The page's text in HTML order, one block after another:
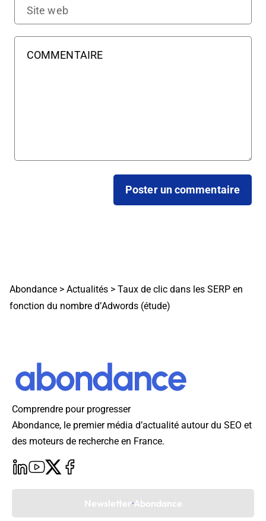
Abondance > Actualités > Taux de clic dans les SERP en
fonction du nombre d’Adwords (étude)
Comprendre pour progresser
Abondance, le premier média d’actualité autour du SEO et
des moteurs de recherche en France.
Newsletter Abondance